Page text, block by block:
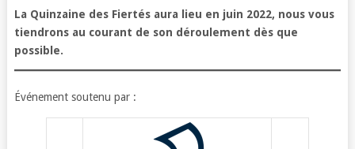
La Quinzaine des Fiertés aura lieu en juin 2022, nous vous
tiendrons au courant de son déroulement dès que
possible.
Événement soutenu par :